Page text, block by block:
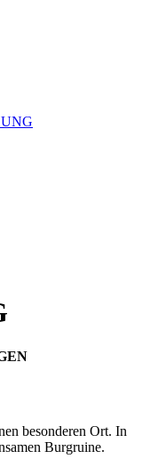
besonderen Ort. In
Burgruine.